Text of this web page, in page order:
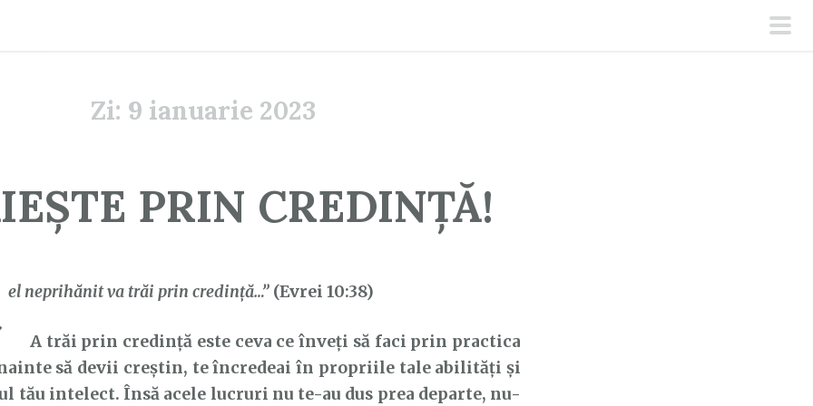
Zi: 9 ianuarie 2023
PRIN CREDINȚĂ!
el neprihănit va trăi prin credinţă…” (Evrei 10:38)
A trăi prin credință este ceva ce înveți să faci prin practica
să devii creștin, te încredeai în propriile tale abilități și
tău intelect. Însă acele lucruri nu te-au dus prea departe, nu-